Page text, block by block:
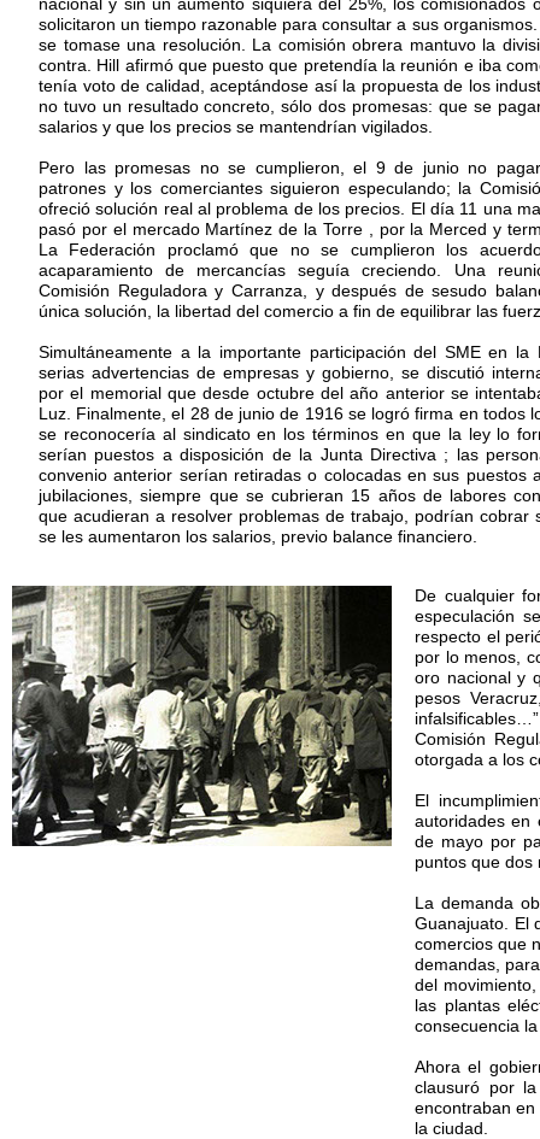
solicitaron un tiempo razonable para consultar a sus
se tomase una resolución. La comisión obrera mantuvo la
contra. Hill afirmó que puesto que pretendía la reunión e iba
tenía voto de calidad, aceptándose así la propuesta de los
no tuvo un resultado concreto, sólo dos promesas: que se
salarios y que los precios se mantendrían vigilados.
Pero las promesas no se cumplieron, el 9 de junio no
patrones y los comerciantes siguieron especulando; la
ofreció solución real al problema de los precios. El día 11 una
pasó por el mercado Martínez de la Torre , por la Merced y
La Federación proclamó que no se cumplieron los
acaparamiento de mercancías seguía creciendo. Una
Comisión Reguladora y Carranza, y después de sesudo
única solución, la libertad del comercio a fin de equilibrar las
Simultáneamente a la importante participación del SME en
serias advertencias de empresas y gobierno, se discutió
por el memorial que desde octubre del año anterior se
Luz. Finalmente, el 28 de junio de 1916 se logró firma en todos
se reconocería al sindicato en los términos en que la ley lo
serían puestos a disposición de la Junta Directiva ; las
convenio anterior serían retiradas o colocadas en sus puestos
jubilaciones, siempre que se cubrieran 15 años de labores
que acudieran a resolver problemas de trabajo, podrían cobrar
se les aumentaron los salarios, previo balance financiero.
De cualquier
especulación
respecto el
por lo menos,
oro nacional y
pesos
Comisión
otorgada a los
El
autoridades en
de mayo por
puntos que dos
La demanda
Guanajuato. El
comercios que
demandas,
del
las plantas
consecuencia
Ahora el
clausuró por
encontraban
la ciudad.